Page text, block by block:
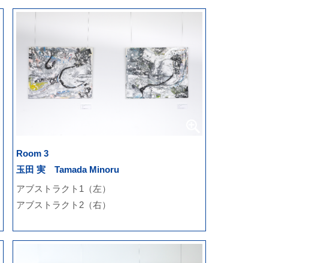
Room 3
玉田 実 Tamada Minoru
アブストラクト1（左）
アブストラクト2（右）